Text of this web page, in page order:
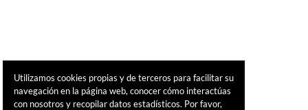
Utilizamos cookies propias y de terceros para facilitar su
navegación en la página web, conocer cómo interactúas
con nosotros y recopilar datos estadísticos. Por favor,